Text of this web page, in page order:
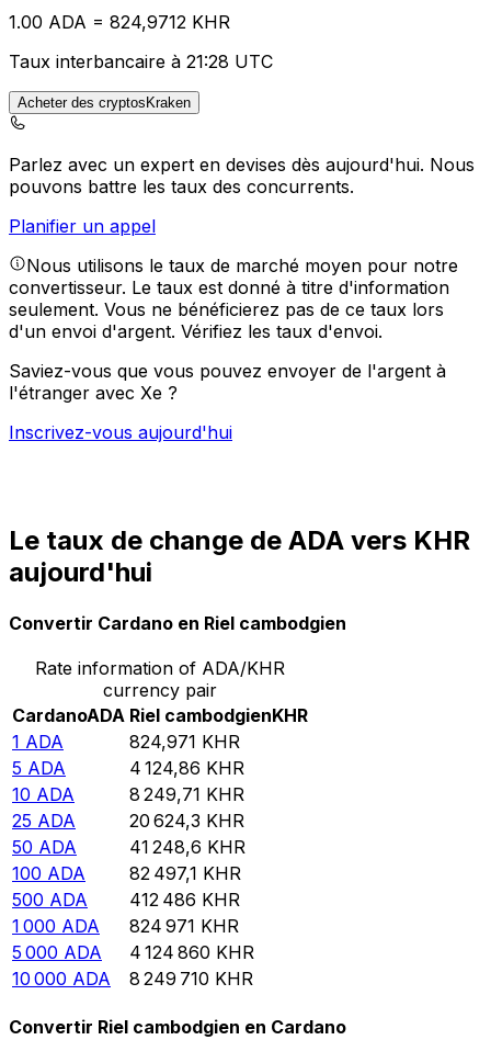
1.00 ADA = 824,9712 KHR
Taux interbancaire à 21:28 UTC
Acheter des cryptosKraken
Parlez avec un expert en devises dès aujourd'hui. Nous
pouvons battre les taux des concurrents.
Planifier un appel
Nous utilisons le taux de marché moyen pour notre
convertisseur. Le taux est donné à titre d'information
seulement. Vous ne bénéficierez pas de ce taux lors
d'un envoi d'argent. Vérifiez les taux d'envoi.
Saviez-vous que vous pouvez envoyer de l'argent à
l'étranger avec Xe ?
Inscrivez-vous aujourd'hui
Le taux de change de ADA vers KHR
aujourd'hui
Convertir Cardano en Riel cambodgien
Rate information of ADA/KHR
currency pair
CardanoADA Riel cambodgienKHR
1 ADA 824,971 KHR
5 ADA 4 124,86 KHR
10 ADA 8 249,71 KHR
25 ADA 20 624,3 KHR
50 ADA 41 248,6 KHR
100 ADA 82 497,1 KHR
500 ADA 412 486 KHR
1 000 ADA 824 971 KHR
5 000 ADA 4 124 860 KHR
10 000 ADA 8 249 710 KHR
Convertir Riel cambodgien en Cardano